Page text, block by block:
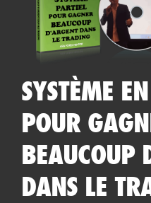
SYSTÈME
POUR
BEAUCOUP
DANS LE